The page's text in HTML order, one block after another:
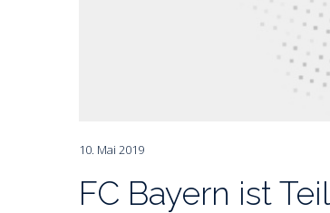
10. Mai 2019
FC Bayern ist